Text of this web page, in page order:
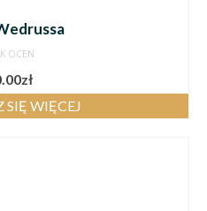
OCEN
zł
SIĘ WIĘCEJ